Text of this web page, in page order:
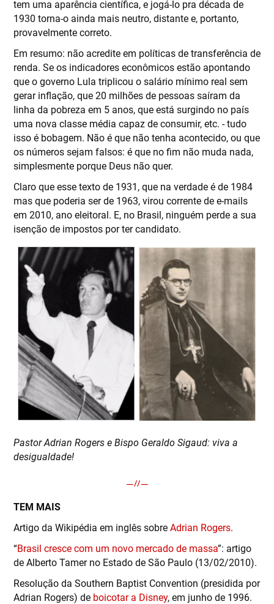
tem uma aparência científica, e jogá-lo pra década de
1930 torna-o ainda mais neutro, distante e, portanto,
provavelmente correto.
Em resumo: não acredite em políticas de transferência de
renda. Se os indicadores econômicos estão apontando
que o governo Lula triplicou o salário mínimo real sem
gerar inflação, que 20 milhões de pessoas saíram da
linha da pobreza em 5 anos, que está surgindo no país
uma nova classe média capaz de consumir, etc. - tudo
isso é bobagem. Não é que não tenha acontecido, ou que
os números sejam falsos: é que no fim não muda nada,
simplesmente porque Deus não quer.
Claro que esse texto de 1931, que na verdade é de 1984
mas que poderia ser de 1963, virou corrente de e-mails
em 2010, ano eleitoral. E, no Brasil, ninguém perde a sua
isenção de impostos por ter candidato.
Pastor Adrian Rogers e Bispo Geraldo Sigaud: viva a
desigualdade!
TEM MAIS
Artigo da Wikipédia em inglês sobreAdrian Rogers.
“Brasil cresce com um novo mercado de massa”: artigo
de Alberto Tamer no Estado de São Paulo (13/02/2010).
Resolução da Southern Baptist Convention (presidida por
Adrian Rogers) de boicotar a Disney, em junho de 1996.